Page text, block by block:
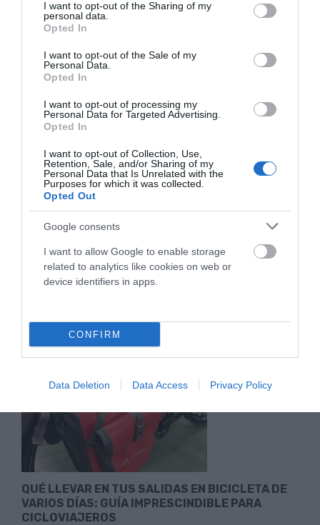
not limited to your visit or usage behaviour. You may click to
grant or deny consent to Google and its third-party tags to
use your data for below specified purposes in below Google
consent section.
I want to opt-out of the Sharing of my
personal data.
Opted In
I want to opt-out of the Sale of my
Personal Data.
Opted In
I want to opt-out of processing my
Personal Data for Targeted Advertising.
Opted In
I want to opt-out of Collection, Use,
Retention, Sale, and/or Sharing of my
Personal Data that Is Unrelated with the
Purposes for which it was collected.
Opted Out
Google consents
I want to allow Google to enable storage
related to analytics like cookies on web or
device identifiers in apps.
CONFIRM
Data Deletion Data Access Privacy Policy
Mondraker
MONDRAKER DUNE R
7.999,00 € 4.499,44 €
Añadir Al Carrito
La MONDRAKER DUNE R cuenta
con un cuadro Stealth Air
Carbon de 2,650g de ...
Mondraker
4.399,63 €
 Añadir Al Carrito
La MONDRAKER CRAFTY R
2024 disfruta de una
cinemática del sistema de ...
ARTÍCULOS RELACIONADOS
QUÉ LLEVAR EN TUS SALIDAS EN BICICLETA DE
VARIOS DÍAS: GUÍA IMPRESCINDIBLE PARA
CICLOVIAJEROS